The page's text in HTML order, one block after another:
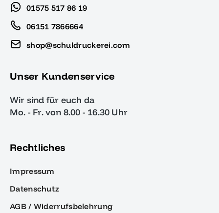
01575 517 86 19
06151 7866664
shop@schuldruckerei.com
Unser Kundenservice
Wir sind für euch da
Mo. - Fr. von 8.00 - 16.30 Uhr
Rechtliches
Impressum
Datenschutz
AGB / Widerrufsbelehrung